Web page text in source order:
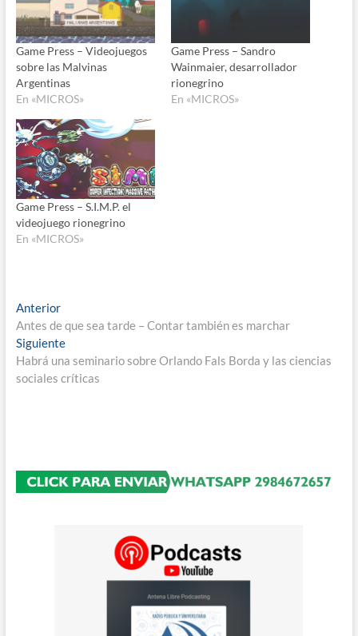
Game Press – Videojuegos
sobre las Malvinas
Argentinas
En «MICROS»
Game Press – Sandro
Wainmaier, desarrollador
rionegrino
En «MICROS»
Game Press – S.I.M.P. el
videojuego rionegrino
En «MICROS»
Navegación
de
entradas
AnteriorEntrada
anterior:
Antes de que sea tarde – Contar también es marchar
SiguienteEntrada
siguiente:
Habrá una seminario sobre Orlando Fals Borda y las ciencias
sociales críticas